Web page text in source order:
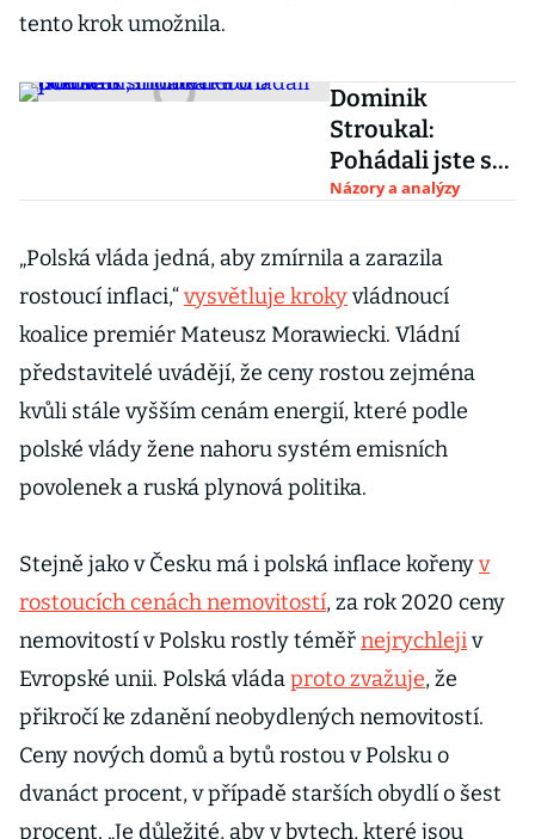
tento krok umožnila.
Dominik
Stroukal:
Pohádali jste se
u stromečku o
nebo o politice?
Názory a analýzy
„Polská vláda jedná, aby zmírnila a zarazila
rostoucí inflaci,“vysvětluje krokyvládnoucí
koalice premiér Mateusz Morawiecki. Vládní
představitelé uvádějí, že ceny rostou zejména
kvůli stále vyšším cenám energií, které podle
polské vlády žene nahoru systém emisních
povolenek a ruská plynová politika.
Stejně jako v Česku má i polská inflace kořenyv
rostoucích cenách nemovitostí, za rok 2020 ceny
nemovitostí v Polsku rostly téměřnejrychlejiv
Evropské unii. Polská vládaproto zvažuje, že
přikročí ke zdanění neobydlených nemovitostí.
Ceny nových domů a bytů rostou v Polsku o
dvanáct procent, v případě starších obydlí o šest
procent. „Je důležité, aby v bytech, které jsou